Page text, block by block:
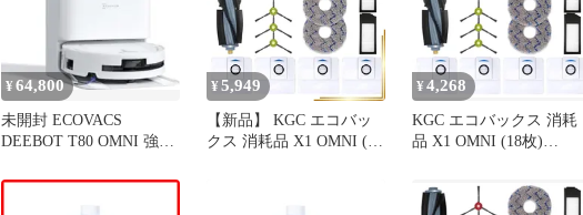
ックス交換用エコ紙パッ
ックス交換用エコ紙パッ
ク*4 フィルター × 0
ックス交換用エコ紙パッ
ク*4 フィルター × 1
¥ 64,800
未開封 ECOVACS
DEEBOT T80 OMNI 強吸
¥5,949
【新品】 KGC エコバッ
クス 消耗品 X1 OMNI (18
T10/ T10 OMNI/T20交換
¥4,268
KGC エコバックス 消耗
品 X1 OMNI (18枚)
X1 OMNI／X1 PLUS／
T10／ T10 OMNI／T20交